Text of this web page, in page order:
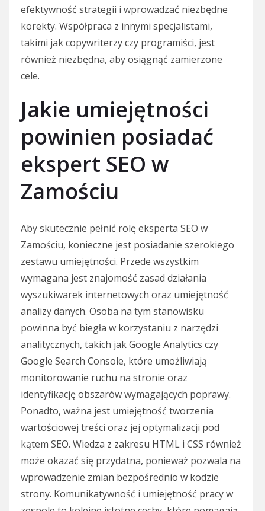
efektywność strategii i wprowadzać niezbędne
korekty. Współpraca z innymi specjalistami,
takimi jak copywriterzy czy programiści, jest
również niezbędna, aby osiągnąć zamierzone
cele.
Jakie umiejętności
powinien posiadać
ekspert SEO w
Zamościu
Aby skutecznie pełnić rolę eksperta SEO w
Zamościu, konieczne jest posiadanie szerokiego
zestawu umiejętności. Przede wszystkim
wymagana jest znajomość zasad działania
wyszukiwarek internetowych oraz umiejętność
analizy danych. Osoba na tym stanowisku
powinna być biegła w korzystaniu z narzędzi
analitycznych, takich jak Google Analytics czy
Google Search Console, które umożliwiają
monitorowanie ruchu na stronie oraz
identyfikację obszarów wymagających poprawy.
Ponadto, ważna jest umiejętność tworzenia
wartościowej treści oraz jej optymalizacji pod
kątem SEO. Wiedza z zakresu HTML i CSS również
może okazać się przydatna, ponieważ pozwala na
wprowadzenie zmian bezpośrednio w kodzie
strony. Komunikatywność i umiejętność pracy w